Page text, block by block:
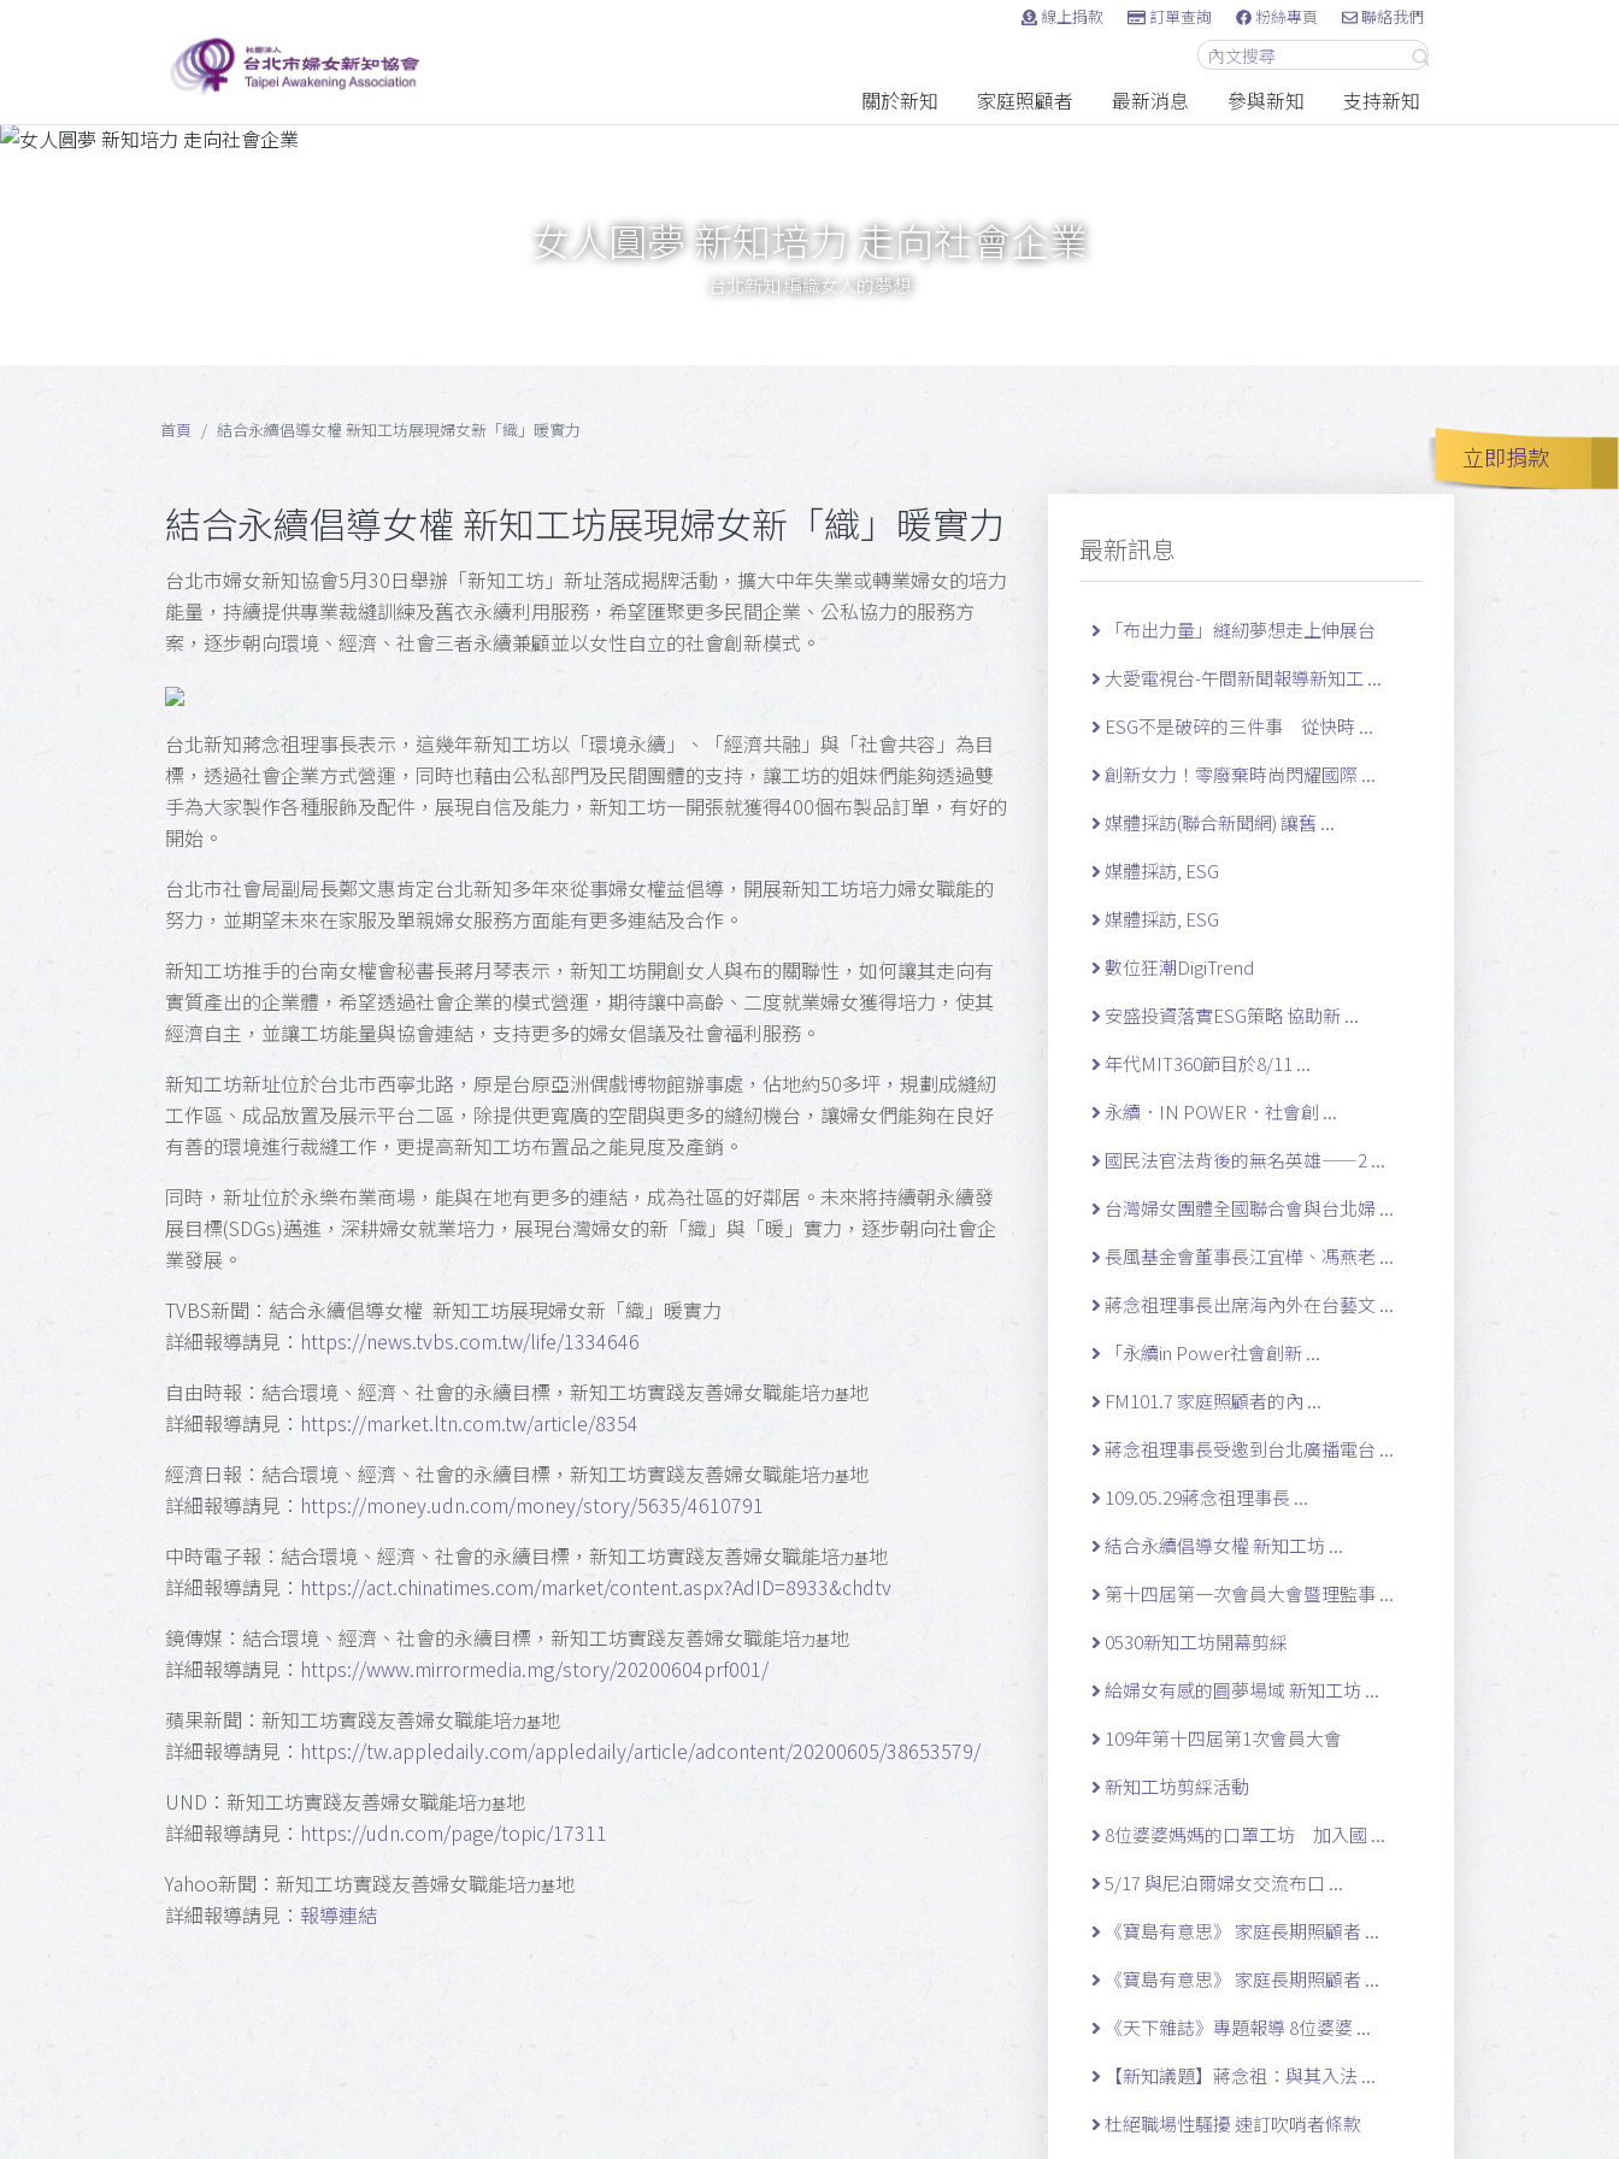
線上捐款 訂單查詢 粉絲專頁 聯絡我們
關於新知 家庭照顧者 最新消息 參與新知 支持新知
立即捐款
女人圓夢 新知培力 走向社會企業
台北新知 編織女人的夢想
首頁 結合永續倡導女權 新知工坊展現婦女新「織」暖實力
結合永續倡導女權 新知工坊展現婦女新「織」暖實力
台北市婦女新知協會5月30日舉辦「新知工坊」新址落成揭牌活動，擴大中年失業或轉業婦女的培力
能量，持續提供專業裁縫訓練及舊衣永續利用服務，希望匯聚更多民間企業、公私協力的服務方
案，逐步朝向環境、經濟、社會三者永續兼顧並以女性自立的社會創新模式。
台北新知蔣念祖理事長表示，這幾年新知工坊以「環境永續」、「經濟共融」與「社會共容」為目
標，透過社會企業方式營運，同時也藉由公私部門及民間團體的支持，讓工坊的姐妹們能夠透過雙
手為大家製作各種服飾及配件，展現自信及能力，新知工坊一開張就獲得400個布製品訂單，有好的
開始。
台北市社會局副局長鄭文惠肯定台北新知多年來從事婦女權益倡導，開展新知工坊培力婦女職能的
努力，並期望未來在家服及單親婦女服務方面能有更多連結及合作。
新知工坊推手的台南女權會秘書長蔣月琴表示，新知工坊開創女人與布的關聯性，如何讓其走向有
實質產出的企業體，希望透過社會企業的模式營運，期待讓中高齡、二度就業婦女獲得培力，使其
經濟自主，並讓工坊能量與協會連結，支持更多的婦女倡議及社會福利服務。
新知工坊新址位於台北市西寧北路，原是台原亞洲偶戲博物館辦事處，佔地約50多坪，規劃成縫紉
工作區、成品放置及展示平台二區，除提供更寬廣的空間與更多的縫紉機台，讓婦女們能夠在良好
有善的環境進行裁縫工作，更提高新知工坊布置品之能見度及產銷。
同時，新址位於永樂布業商場，能與在地有更多的連結，成為社區的好鄰居。未來將持續朝永續發
展目標(SDGs)邁進，深耕婦女就業培力，展現台灣婦女的新「織」與「暖」實力，逐步朝向社會企
業發展。
TVBS新聞：結合永續倡導女權 新知工坊展現婦女新「織」暖實力
詳細報導請見： https://news.tvbs.com.tw/life/1334646
自由時報：結合環境、經濟、社會的永續目標，新知工坊實踐友善婦女職能培力基地
詳細報導請見： https://market.ltn.com.tw/article/8354
經濟日報：結合環境、經濟、社會的永續目標，新知工坊實踐友善婦女職能培力基地
詳細報導請見： https://money.udn.com/money/story/5635/4610791
中時電子報：結合環境、經濟、社會的永續目標，新知工坊實踐友善婦女職能培力基地
詳細報導請見： https://act.chinatimes.com/market/content.aspx?AdID=8933&chdtv
鏡傳媒：結合環境、經濟、社會的永續目標，新知工坊實踐友善婦女職能培力基地
詳細報導請見： https://www.mirrormedia.mg/story/20200604prf001/
蘋果新聞：新知工坊實踐友善婦女職能培力基地
詳細報導請見： https://tw.appledaily.com/appledaily/article/adcontent/20200605/38653579/
UND：新知工坊實踐友善婦女職能培力基地
詳細報導請見： https://udn.com/page/topic/17311
Yahoo新聞：新知工坊實踐友善婦女職能培力基地
詳細報導請見： 報導連結
最新訊息
「布出力量」縫紉夢想走上伸展台
大愛電視台-午間新聞報導新知工 ...
ESG不是破碎的三件事 從快時 ...
創新女力！零廢棄時尚閃耀國際 ...
媒體採訪(聯合新聞網) 讓舊 ...
媒體採訪, ESG
媒體採訪, ESG
數位狂潮DigiTrend
安盛投資落實ESG策略 協助新 ...
年代MIT360節目於8/11 ...
永續．IN POWER．社會創 ...
國民法官法背後的無名英雄——2 ...
台灣婦女團體全國聯合會與台北婦 ...
長風基金會董事長江宜樺、馮燕老 ...
蔣念祖理事長出席海內外在台藝文 ...
「永續in Power社會創新 ...
FM101.7 家庭照顧者的內 ...
蔣念祖理事長受邀到台北廣播電台 ...
109.05.29蔣念祖理事長 ...
結合永續倡導女權 新知工坊 ...
第十四屆第一次會員大會暨理監事 ...
0530新知工坊開幕剪綵
給婦女有感的圓夢場域 新知工坊 ...
109年第十四屆第1次會員大會
新知工坊剪綵活動
8位婆婆媽媽的口罩工坊 加入國 ...
5/17 與尼泊爾婦女交流布口 ...
《寶島有意思》 家庭長期照顧者 ...
《寶島有意思》 家庭長期照顧者 ...
《天下雜誌》專題報導 8位婆婆 ...
【新知議題】蔣念祖：與其入法 ...
杜絕職場性騷擾 速訂吹哨者條款